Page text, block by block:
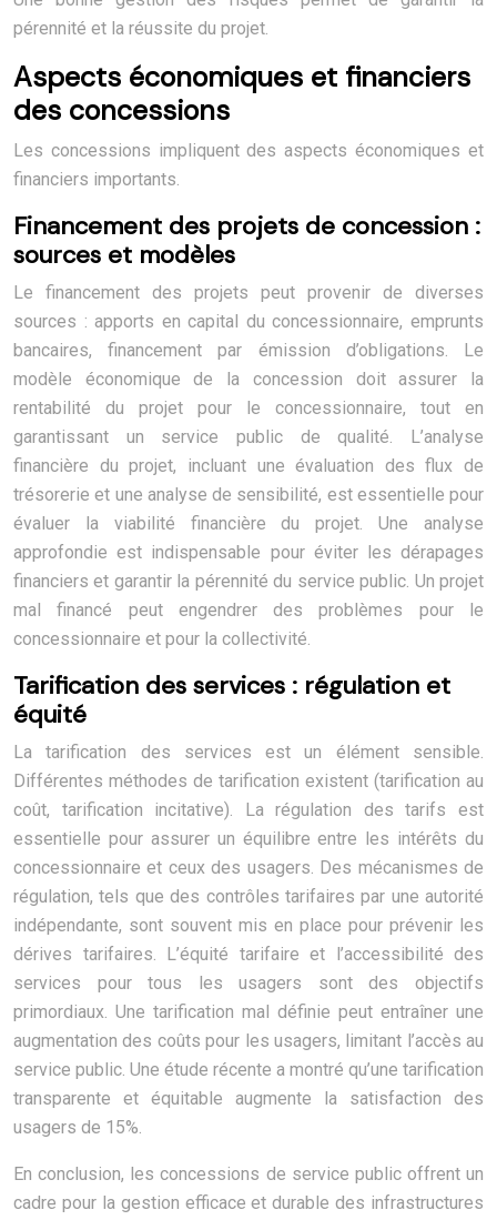
pérennité et la réussite du projet.
Aspects économiques et financiers
des concessions
Les concessions impliquent des aspects économiques et
financiers importants.
Financement des projets de concession :
sources et modèles
Le financement des projets peut provenir de diverses
sources : apports en capital du concessionnaire, emprunts
bancaires, financement par émission d’obligations. Le
modèle économique de la concession doit assurer la
rentabilité du projet pour le concessionnaire, tout en
garantissant un service public de qualité. L’analyse
financière du projet, incluant une évaluation des flux de
trésorerie et une analyse de sensibilité, est essentielle pour
évaluer la viabilité financière du projet. Une analyse
approfondie est indispensable pour éviter les dérapages
financiers et garantir la pérennité du service public. Un projet
mal financé peut engendrer des problèmes pour le
concessionnaire et pour la collectivité.
Tarification des services : régulation et
équité
La tarification des services est un élément sensible.
Différentes méthodes de tarification existent (tarification au
coût, tarification incitative). La régulation des tarifs est
essentielle pour assurer un équilibre entre les intérêts du
concessionnaire et ceux des usagers. Des mécanismes de
régulation, tels que des contrôles tarifaires par une autorité
indépendante, sont souvent mis en place pour prévenir les
dérives tarifaires. L’équité tarifaire et l’accessibilité des
services pour tous les usagers sont des objectifs
primordiaux. Une tarification mal définie peut entraîner une
augmentation des coûts pour les usagers, limitant l’accès au
service public. Une étude récente a montré qu’une tarification
transparente et équitable augmente la satisfaction des
usagers de 15%.
En conclusion, les concessions de service public offrent un
cadre pour la gestion efficace et durable des infrastructures